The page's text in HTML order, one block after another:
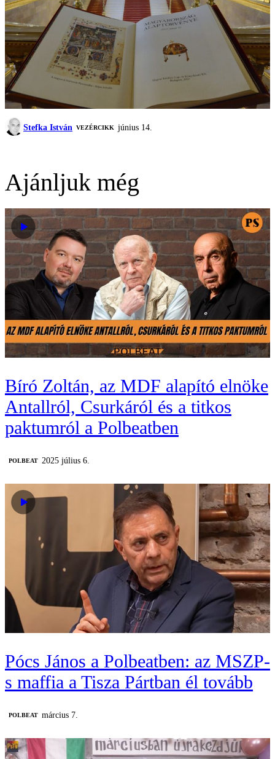
Stefka István VEZÉRCIKK június 14.
Ajánljuk még
Bíró Zoltán, az MDF alapító elnöke
Antallról, Csurkáról és a titkos
paktumról a Polbeatben
‎POLBEAT 2025 július 6.
Pócs János a Polbeatben: az MSZP-
s maffia a Tisza Pártban él tovább
‎POLBEAT március 7.